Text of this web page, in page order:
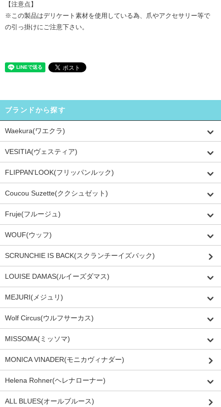
【注意点】
※この製品はデリケート素材を使用している為、爪やアクセサリー等で
の引っ掛けにご注意下さい。
ブランドから探す
Waekura(ワエクラ)
VESITIA(ヴェスティア)
FLIPPAN'LOOK(フリッパンルック)
Coucou Suzette(ククシュゼット)
Fruje(フルージュ)
WOUF(ウッフ)
SCRUNCHIE IS BACK(スクランチーイズバック)
LOUISE DAMAS(ルイーズダマス)
MEJURI(メジュリ)
Wolf Circus(ウルフサーカス)
MISSOMA(ミッソマ)
MONICA VINADER(モニカヴィナダー)
Helena Rohner(ヘレナローナー)
ALL BLUES(オールブルース)